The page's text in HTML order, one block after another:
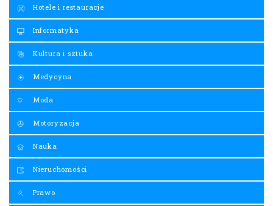
Hotele i restauracje
Informatyka
Kultura i sztuka
Medycyna
Moda
Motoryzacja
Nauka
Nieruchomości
Prawo